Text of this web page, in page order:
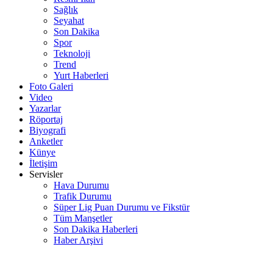
Sağlık
Seyahat
Son Dakika
Spor
Teknoloji
Trend
Yurt Haberleri
Foto Galeri
Video
Yazarlar
Röportaj
Biyografi
Anketler
Künye
İletişim
Servisler
Hava Durumu
Trafik Durumu
Süper Lig Puan Durumu ve Fikstür
Tüm Manşetler
Son Dakika Haberleri
Haber Arşivi